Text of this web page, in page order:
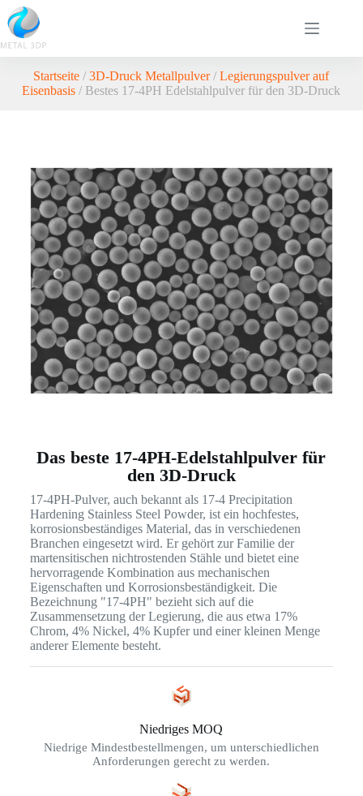
Startseite /3D-Druck Metallpulver/Legierungspulver auf
Eisenbasis / Bestes 17-4PH Edelstahlpulver für den 3D-Druck
Das beste 17-4PH-Edelstahlpulver für
den 3D-Druck
17-4PH-Pulver, auch bekannt als 17-4 Precipitation
Hardening Stainless Steel Powder, ist ein hochfestes,
korrosionsbeständiges Material, das in verschiedenen
Branchen eingesetzt wird. Er gehört zur Familie der
martensitischen nichtrostenden Stähle und bietet eine
hervorragende Kombination aus mechanischen
Eigenschaften und Korrosionsbeständigkeit. Die
Bezeichnung "17-4PH" bezieht sich auf die
Zusammensetzung der Legierung, die aus etwa 17%
Chrom, 4% Nickel, 4% Kupfer und einer kleinen Menge
anderer Elemente besteht.
Niedriges MOQ
Niedrige Mindestbestellmengen, um unterschiedlichen
Anforderungen gerecht zu werden.